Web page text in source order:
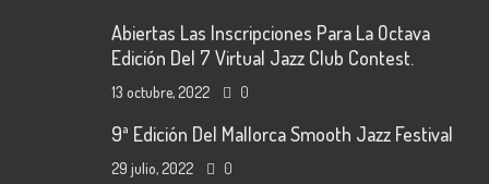
Abiertas Las Inscripciones Para La Octava
Edición Del 7 Virtual Jazz Club Contest.
13 octubre, 2022 0
9ª Edición Del Mallorca Smooth Jazz Festival
29 julio, 2022 0